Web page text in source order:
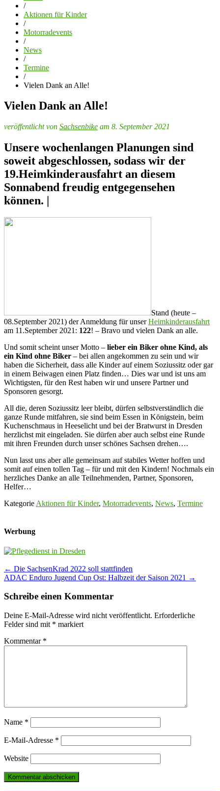
/
Aktionen für Kinder
/
Motorradevents
/
News
/
Termine
/
Vielen Dank an Alle!
Vielen Dank an Alle!
veröffentlicht von Sachsenbike am 8. September 2021
Unsere wochenlangen Planungen sind
soweit abgeschlossen, sodass wir der
19.Heimkinderausfahrt an diesem
Sonnabend freudig entgegensehen
können. |
Stand (heute –
08.September 2021) der Anmeldung für unserHeimkinderausfahrt
am 11.September 2021: 122! – Bravo und vielen Dank an alle.
Und somit scheint unser Motto – lieber ein Biker ohne Kind, als
ein Kind ohne Biker – bei allen angekommen zu sein und wir
haben die Sicherheit, dass alle Kinder auf einem Soziussitz oder gar
in einem Beiwagen einen Platz finden… Dies war und ist uns am
Wichtigsten, für den Rest haben wir und unsere Partner und
Sponsoren gesorgt.
All die, deren Soziussitz leer bleibt, dürfen selbstverständlich die
ganze Runde mitfahren, sie sind beim Essen in Königstein, beim
Kuchenschmaus in Heeselicht und bei der Bratwurst in Dresden
herzlichst mit eingeladen. Sie dürfen aber auch selbst eine Runde
mit ihren Freunden durch unser schönes Sachsen drehen….
Nun lasst uns aber alle gemeinsam auf stabiles Wetter hoffen und
somit auf einen tollen Tag – für und mit den Kindern! Nochmals ein
herzliches Danke an alle Teilnehmenden, Partner, Sponsoren,
Helfer…
Kategorie Aktionen für Kinder, Motorradevents, News, Termine
Werbung
Post
navigation
← Die SachsenKrad 2022 soll stattfinden
ADAC Enduro Jugend Cup Ost: Halbzeit der Saison 2021 →
Schreibe einen Kommentar
Deine E-Mail-Adresse wird nicht veröffentlicht. Erforderliche
Felder sind mit * markiert
Kommentar *
Name *
E-Mail-Adresse *
Website